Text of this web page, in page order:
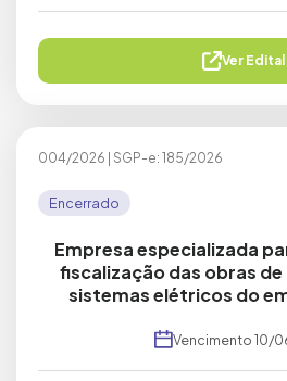
Ver Edital
004/2026 | SGP-e: 185/2026
Encerrado
Empresa especializada
fiscalização das obras
sistemas elétricos do
Vencimento10/